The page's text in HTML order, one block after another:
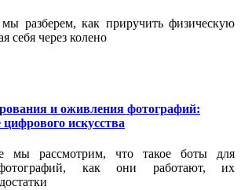
разберем, как приручить физическую
себя через колено
и оживления фотографий:
искусства
мы рассмотрим, что такое боты для
фотографий, как они работают, их